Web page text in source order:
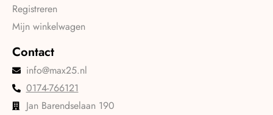
Registreren
Mijn winkelwagen
Contact
info@max25.nl
0174-766121
Jan Barendselaan 190